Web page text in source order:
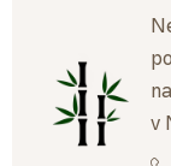
v